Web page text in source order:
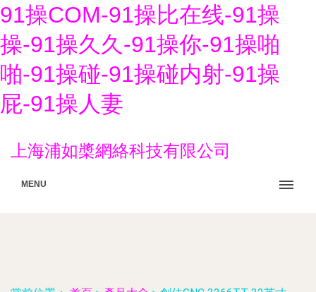
91操COM-91操比在线-91操
操-91操久久-91操你-91操啪
啪-91操碰-91操碰内射-91操
屁-91操人妻
上海浦如槳網絡科技有限公司
MENU